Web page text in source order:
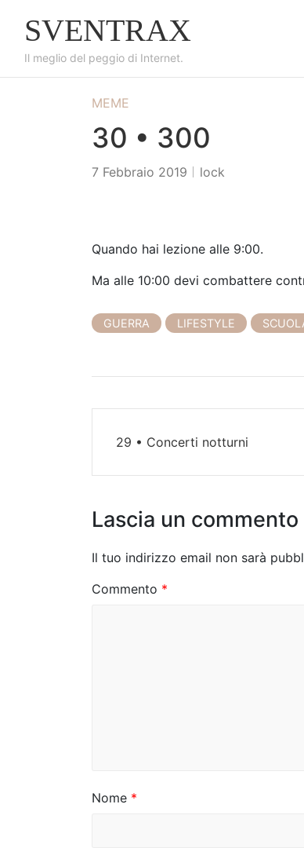
SVENTRAX
Il meglio del peggio di Internet.
MEME
30 • 300
7 Febbraio 2019 lock
Quando hai lezione alle 9:00.
Ma alle 10:00 devi combattere
GUERRA LIFESTYLE
v
i
a
z
t
29 • Concerti notturni
Lascia un commento
Il tuo indirizzo email non sarà
Commento *
Nome *